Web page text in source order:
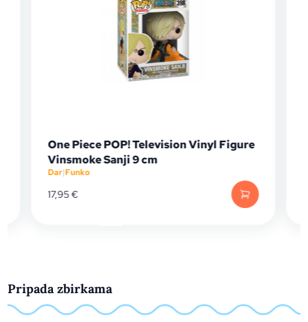
One Piece POP! Television Vinyl Figure
Vinsmoke Sanji 9 cm
Dar|Funko
17,95€
Pripada zbirkama